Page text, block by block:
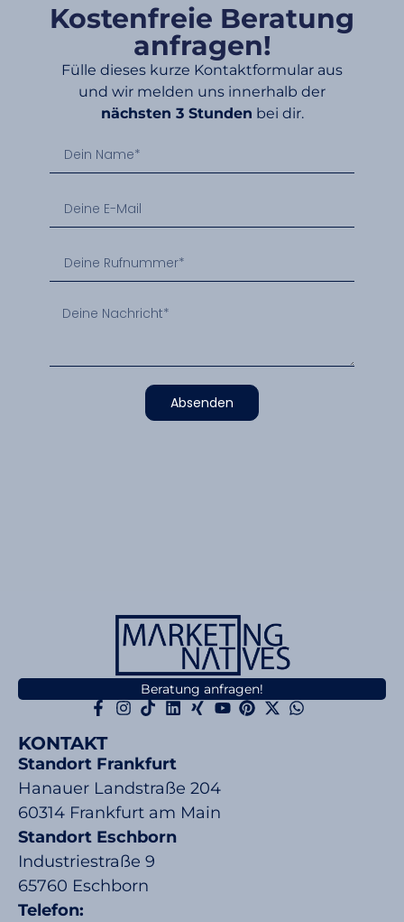
Kostenfreie Beratung
anfragen!
Fülle dieses kurze Kontaktformular aus
und wir melden uns innerhalb der
nächsten 3 Stunden bei dir.
Absenden
Beratung anfragen!
KONTAKT
Standort Frankfurt
Hanauer Landstraße 204
60314 Frankfurt am Main
Standort Eschborn
Industriestraße 9
65760 Eschborn
Telefon: